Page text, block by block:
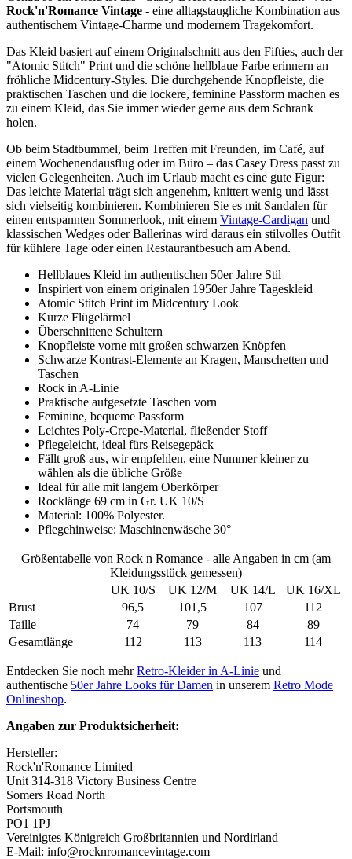
Rock'n'Romance Vintage - eine alltagstaugliche Kombination aus
authentischem Vintage-Charme und modernem Tragekomfort.
Das Kleid basiert auf einem Originalschnitt aus den Fifties, auch der
"Atomic Stitch" Print und die schöne hellblaue Farbe erinnern an
fröhliche Midcentury-Styles. Die durchgehende Knopfleiste, die
praktischen Taschen und die lockere, feminine Passform machen es
zu einem Kleid, das Sie immer wieder gerne aus dem Schrank
holen.
Ob beim Stadtbummel, beim Treffen mit Freunden, im Café, auf
einem Wochenendausflug oder im Büro – das Casey Dress passt zu
vielen Gelegenheiten. Auch im Urlaub macht es eine gute Figur:
Das leichte Material trägt sich angenehm, knittert wenig und lässt
sich vielseitig kombinieren. Kombinieren Sie es mit Sandalen für
einen entspannten Sommerlook, mit einem Vintage-Cardigan und
klassischen Wedges oder Ballerinas wird daraus ein stilvolles Outfit
für kühlere Tage oder einen Restaurantbesuch am Abend.
Hellblaues Kleid im authentischen 50er Jahre Stil
Inspiriert von einem originalen 1950er Jahre Tageskleid
Atomic Stitch Print im Midcentury Look
Kurze Flügelärmel
Überschnittene Schultern
Knopfleiste vorne mit großen schwarzen Knöpfen
Schwarze Kontrast-Elemente an Kragen, Manschetten und
Taschen
Rock in A-Linie
Praktische aufgesetzte Taschen vorn
Feminine, bequeme Passform
Leichtes Poly-Crepe-Material, fließender Stoff
Pflegeleicht, ideal fürs Reisegepäck
Fällt groß aus, wir empfehlen, eine Nummer kleiner zu
wählen als die übliche Größe
Ideal für alle mit langem Oberkörper
Rocklänge 69 cm in Gr. UK 10/S
Material: 100% Polyester.
Pflegehinweise: Maschinenwäsche 30°
Größentabelle von Rock n Romance - alle Angaben in cm (am
Kleidungsstück gemessen)
UK 10/S
UK 12/M UK 14/L
UK 16/XL
Brust
96,5 101,5 107
112
Taille
74 79 84
89
Gesamtlänge
112 113 113 114
Entdecken Sie noch mehrRetro-Kleider in A-Linie und
authentische 50er Jahre Looks für Damen in unserem Retro Mode
Onlineshop.
Angaben zur Produktsicherheit:
Hersteller:
Rock'n'Romance Limited
Unit 314-318 Victory Business Centre
Somers Road North
Portsmouth
PO1 1PJ
Vereinigtes Königreich Großbritannien und Nordirland
E-Mail: info@rocknromancevintage.com